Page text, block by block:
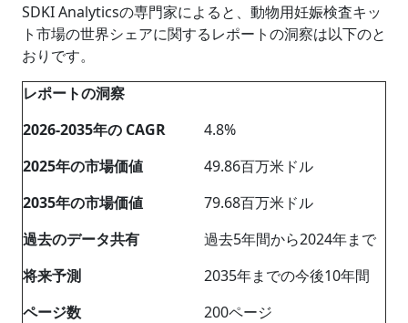
SDKI Analyticsの専門家によると、動物用妊娠検査キッ
ト市場の世界シェアに関するレポートの洞察は以下のと
おりです。
レポートの洞察
2026-2035年の CAGR
4.8%
2025年の市場価値
49.86百万米ドル
2035年の市場価値
79.68百万米ドル
過去のデータ共有
過去5年間から2024年まで
将来予測
2035年までの今後10年間
ページ数
200ページ